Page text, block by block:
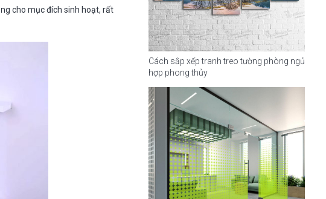
cho mục đích sinh hoạt, rất
Cách sắp xếp tranh treo tường phòng ngủ
hợp phong thủy